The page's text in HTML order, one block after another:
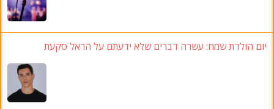
יום הולדת שמח: עשרה דברים שלא ידעתם על הראל סקעת